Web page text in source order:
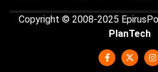
Copyright © 2008-2025
PlanTech